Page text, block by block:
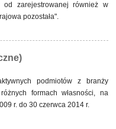
od zarejestrowanej również w
pozostała".
podmiotów z branży
formach własności, na
r. do 30 czerwca 2014 r.